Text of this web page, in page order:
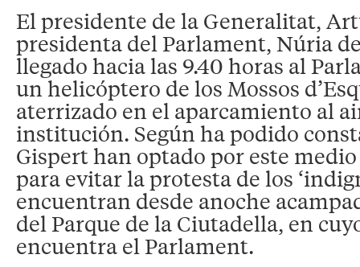
El presidente de la Generalitat,
presidenta del Parlament, Núria
llegado hacia las 9.40 horas al
un helicóptero de los Mossos
aterrizado en el aparcamiento al
institución. Según ha podido
Gispert han optado por este
para evitar la protesta de los
encuentran desde anoche
del Parque de la Ciutadella, en
encuentra el Parlament.